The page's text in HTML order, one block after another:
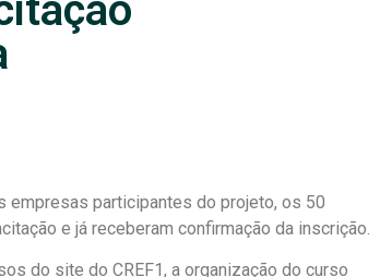
empresas participantes do projeto, os 50
e já receberam confirmação da inscrição.
do site do CREF1, a organização do curso